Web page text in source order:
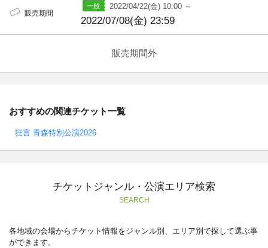
販売期間
2022/04/22(金) 10:00 ～
2022/07/08(金) 23:59
販売期間外
おすすめの関連チケット一覧
狂言 青森特別公演2026
チケットジャンル・公演エリア検索
SEARCH
各地域の会場からチケット情報をジャンル別、エリア別で探して選ぶ事
ができます。